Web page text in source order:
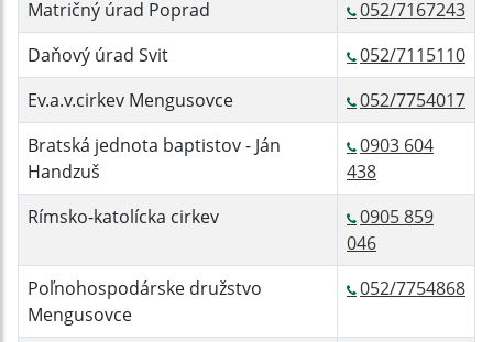
Matričný úrad Poprad
052/7167243
Daňový úrad Svit
052/7115110
Ev.a.v.cirkev Mengusovce
052/7754017
Bratská jednota baptistov - Ján
Handzuš
0903 604
438
Rímsko-katolícka cirkev
0905 859
046
Poľnohospodárske družstvo
Mengusovce
052/7754868